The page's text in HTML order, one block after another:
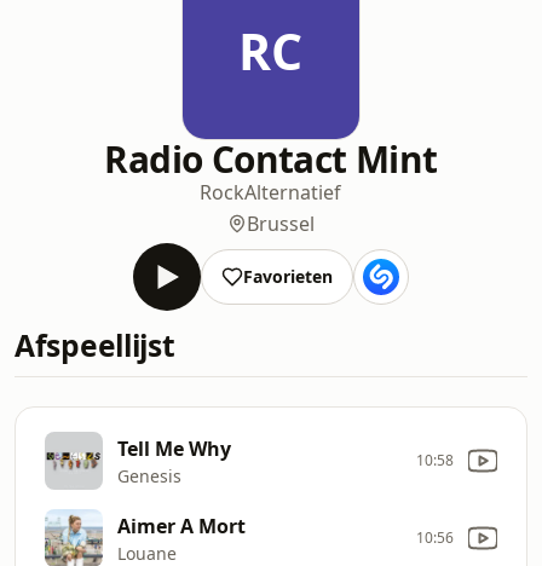
RC
Radio Contact Mint
RockAlternatief
Brussel
Favorieten
Afspeellijst
Tell Me Why
Genesis
10:58
Aimer A Mort
Louane
10:56